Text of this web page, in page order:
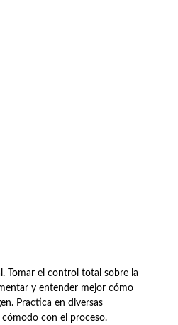
Tomar el control total sobre la
y entender mejor cómo
Practica en diversas
con el proceso.